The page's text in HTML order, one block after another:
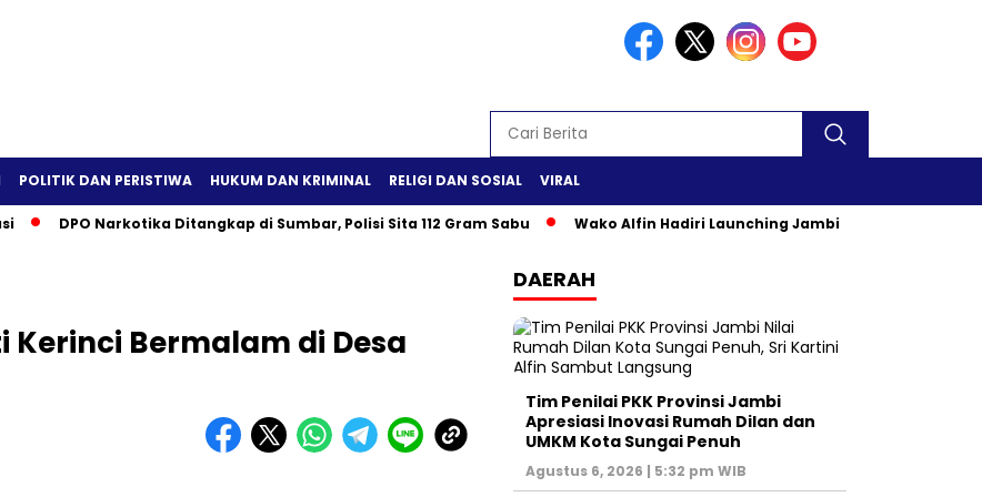
POLITIK DAN PERISTIWA HUKUM DAN KRIMINAL RELIGI DAN SOSIAL VIRAL
DPO Narkotika Ditangkap di Sumbar, Polisi Sita 112 Gram Sabu Wako Alfin Hadiri Launching Jambi Elok Nian & Jambi
Bermalam di Desa
DAERAH
Tim Penilai PKK Provinsi Jambi
Apresiasi Inovasi Rumah Dilan dan
UMKM Kota Sungai Penuh
Agustus 6, 2026 | 5:32 pm WIB